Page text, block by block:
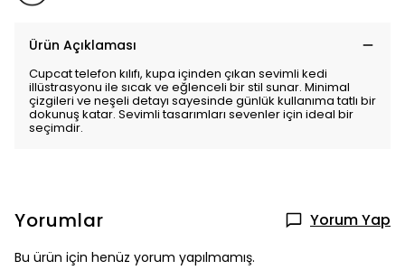
Ürün Açıklaması
Cupcat telefon kılıfı, kupa içinden çıkan sevimli kedi
illüstrasyonu ile sıcak ve eğlenceli bir stil sunar. Minimal
çizgileri ve neşeli detayı sayesinde günlük kullanıma tatlı bir
dokunuş katar. Sevimli tasarımları sevenler için ideal bir
seçimdir.
Yorumlar Yorum Yap
Bu ürün için henüz yorum yapılmamış.